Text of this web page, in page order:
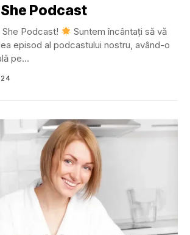
She Podcast
She Podcast!
Suntem încântați să vă
episod al podcastului nostru, având-o
pe...